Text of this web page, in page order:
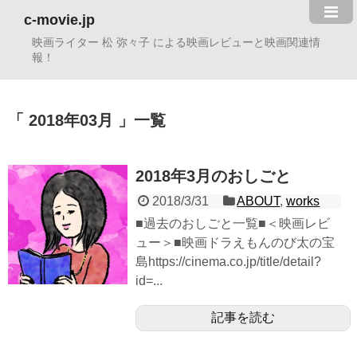
c-movie.jp
映画ライター 松 弥々子 による映画レビューと映画関連情
報！
2018年03月 一覧
2018年3月のおしごと
2018/3/31 ABOUT,works
■過去のおしごと一覧■＜映画レビ
ュー＞■映画ドラえもんのび太の宝
島https://cinema.co.jp/title/detail?
id=...
記事を読む